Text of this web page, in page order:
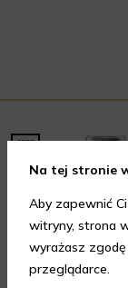
Na tej stronie
Aby zapewnić
witryny, strona
wyrażasz
przeglądarce.